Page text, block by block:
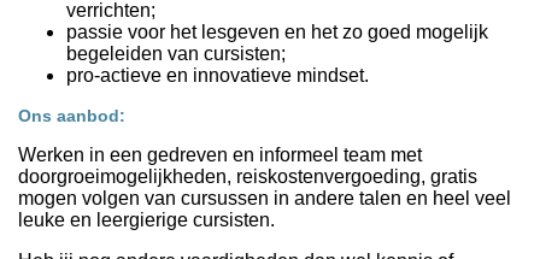
verrichten;
passie voor het lesgeven en het zo goed mogelijk
begeleiden van cursisten;
pro-actieve en innovatieve mindset.
Ons aanbod:
Werken in een gedreven en informeel team met
doorgroeimogelijkheden, reiskostenvergoeding, gratis
mogen volgen van cursussen in andere talen en heel veel
leuke en leergierige cursisten.